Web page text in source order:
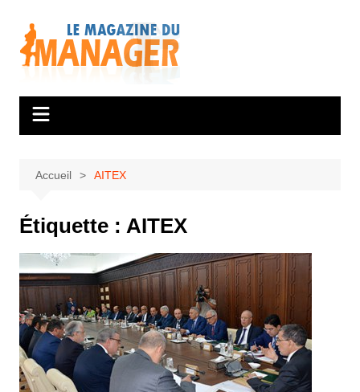
contenu
Accueil AITEX
Étiquette : AITEX